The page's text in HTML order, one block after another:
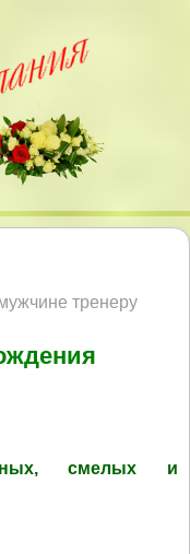
тренеру
смелых и